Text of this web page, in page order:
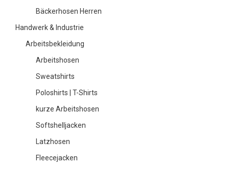
Bäckerhosen Herren
Handwerk & Industrie
Arbeitsbekleidung
Arbeitshosen
Sweatshirts
Poloshirts | T-Shirts
kurze Arbeitshosen
Softshelljacken
Latzhosen
Fleecejacken